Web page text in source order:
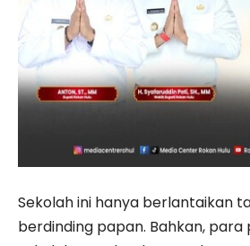
Sekolah ini hanya berlantaikan
berdinding papan. Bahkan, para